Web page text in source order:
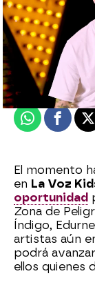
Celia Gil |
Ximena
Publicado: 10
Whatsapp X
El momento
en La Voz
oportunidad
Zona de
Índigo,
artistas aún
podrá
ellos quienes